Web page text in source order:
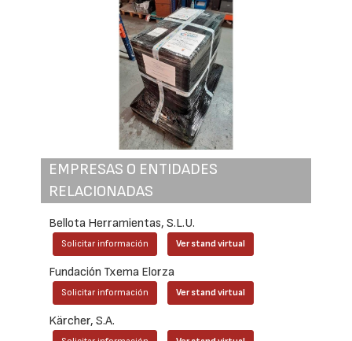
EMPRESAS O ENTIDADES
RELACIONADAS
Bellota Herramientas, S.L.U.
Solicitar información Ver stand virtual
Fundación Txema Elorza
Solicitar información Ver stand virtual
Kärcher, S.A.